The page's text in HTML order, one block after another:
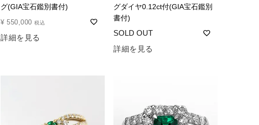
グ(GIA宝石鑑別書付)
¥ 550,000 税込
詳細を見る
グダイヤ0.12ct付(GIA宝石鑑別
書付)
詳細を見る